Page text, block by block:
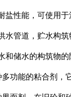
盐性能，可使用
水管道，贮水构
和储水的构筑物的
多功能的粘合剂，